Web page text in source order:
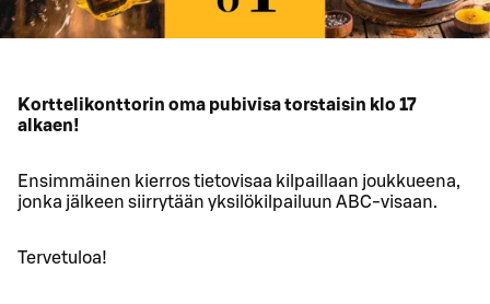
Korttelikonttorin oma pubivisa torstaisin klo 17
alkaen!
Ensimmäinen kierros tietovisaa kilpaillaan joukkueena,
jonka jälkeen siirrytään yksilökilpailuun ABC-visaan.
Tervetuloa!